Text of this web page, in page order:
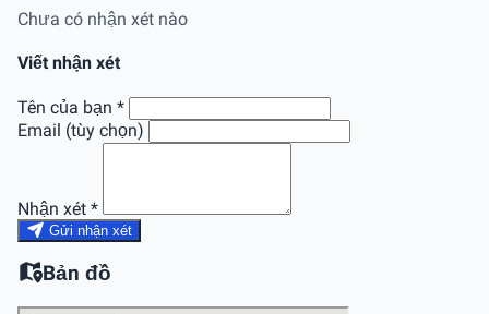
Chưa có nhận xét nào
Viết nhận xét
Tên của bạn *
Email (tùy chọn)
Nhận xét *
Gửi nhận xét
Bản đồ